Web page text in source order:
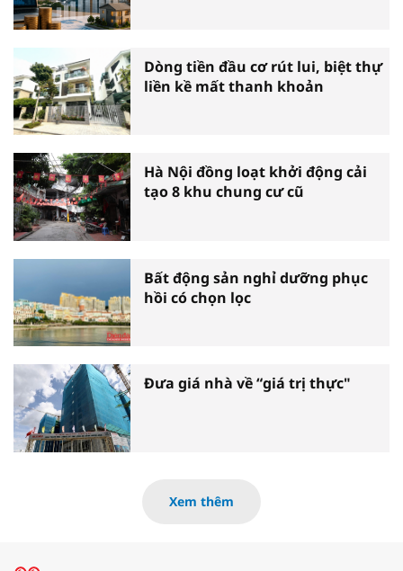
Dòng tiền đầu cơ rút lui, biệt thự
liền kề mất thanh khoản
Hà Nội đồng loạt khởi động cải
tạo 8 khu chung cư cũ
Bất động sản nghỉ dưỡng phục
hồi có chọn lọc
Đưa giá nhà về “giá trị thực"
Xem thêm